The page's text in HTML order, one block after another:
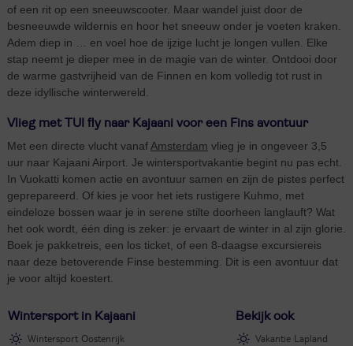
of een rit op een sneeuwscooter. Maar wandel juist door de
besneeuwde wildernis en hoor het sneeuw onder je voeten kraken.
Adem diep in … en voel hoe de ijzige lucht je longen vullen. Elke
stap neemt je dieper mee in de magie van de winter. Ontdooi door
de warme gastvrijheid van de Finnen en kom volledig tot rust in
deze idyllische winterwereld.
Vlieg met TUI fly naar Kajaani voor een Fins avontuur
Met een directe vlucht vanaf Amsterdam vlieg je in ongeveer 3,5
uur naar Kajaani Airport. Je wintersportvakantie begint nu pas echt.
In Vuokatti komen actie en avontuur samen en zijn de pistes perfect
geprepareerd. Of kies je voor het iets rustigere Kuhmo, met
eindeloze bossen waar je in serene stilte doorheen langlauft? Wat
het ook wordt, één ding is zeker: je ervaart de winter in al zijn glorie.
Boek je pakketreis, een los ticket, of een 8-daagse excursiereis
naar deze betoverende Finse bestemming. Dit is een avontuur dat
je voor altijd koestert.
Wintersport in Kajaani
Wintersport Oostenrijk
Bekijk ook
Vakantie Lapland